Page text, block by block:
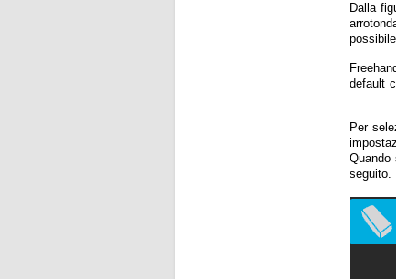
Dalla
default
Per
Quando
seguito.